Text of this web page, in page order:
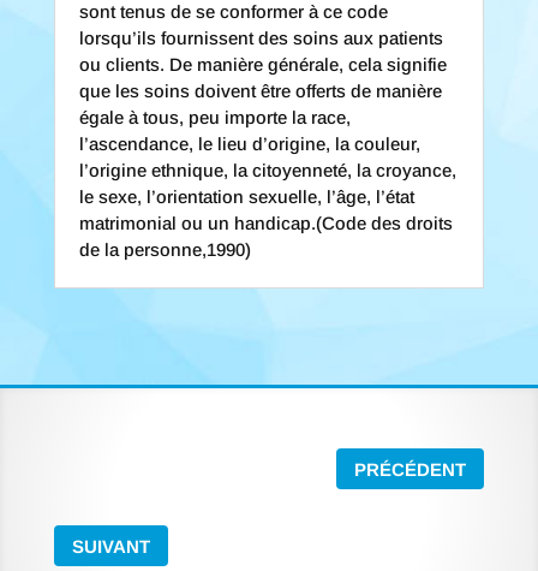
sont tenus de se conformer à ce code
lorsqu’ils fournissent des soins aux patients
ou clients. De manière générale, cela signifie
que les soins doivent être offerts de manière
égale à tous, peu importe la race,
l’ascendance, le lieu d’origine, la couleur,
l’origine ethnique, la citoyenneté, la croyance,
le sexe, l’orientation sexuelle, l’âge, l’état
matrimonial ou un handicap.(Code des droits
de la personne,1990)
PRÉCÉDENT
SUIVANT